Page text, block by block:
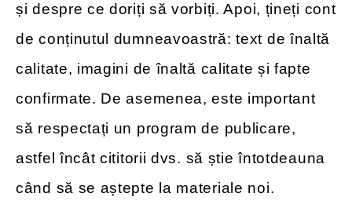
și despre ce doriți să vorbiți. Apoi, țineți cont
de conținutul dumneavoastră: text de înaltă
calitate, imagini de înaltă calitate și fapte
confirmate. De asemenea, este important
să respectați un program de publicare,
astfel încât cititorii dvs. să știe întotdeauna
când să se aștepte la materiale noi.